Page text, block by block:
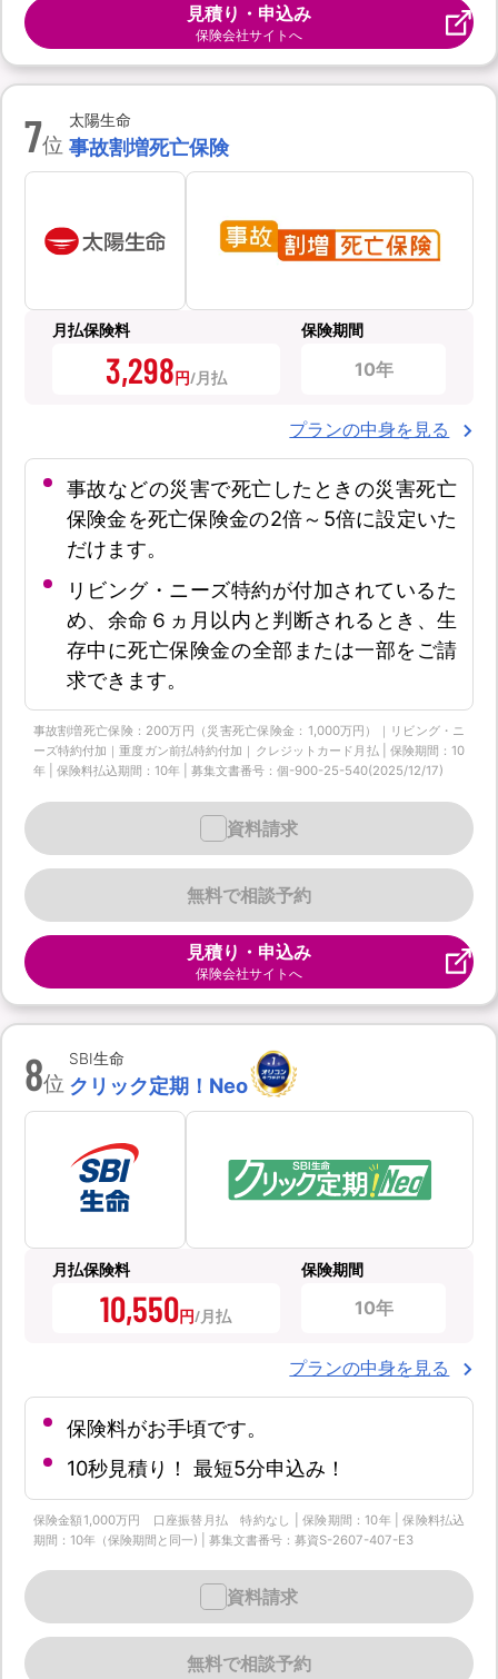
見積り・申込み
保険会社サイトへ
7位
太陽生命
事故割増死亡保険
月払保険料
3,298円
保険期間
10年
プランの中身を見る
事故などの災害で死亡したときの災害死亡
保険金を死亡保険金の2倍～5倍に設定いた
だけます。
リビング・ニーズ特約が付加されているた
め、余命６ヵ月以内と判断されるとき、生
存中に死亡保険金の全部または一部をご請
求できます。
事故割増死亡保険：200万円（災害死亡保険金：1,000万円）｜リビング・ニ
ーズ特約付加｜重度ガン前払特約付加｜クレジットカード月払 | 保険期間：10
年 | 保険料払込期間：10年 | 募集文書番号：個-900-25-540(2025/12/17)
無料で相談予約
資料請求
見積り・申込み
保険会社サイトへ
8位
SBI生命
クリック定期！Neo
月払保険料
10,550円
保険期間
10年
プランの中身を見る
保険料がお手頃です。
10秒見積り！ 最短5分申込み！
保険金額1,000万円 口座振替月払 特約なし | 保険期間：10年 | 保険料払込
期間：10年（保険期間と同一) | 募集文書番号：募資S-2607-407-E3
無料で相談予約
資料請求